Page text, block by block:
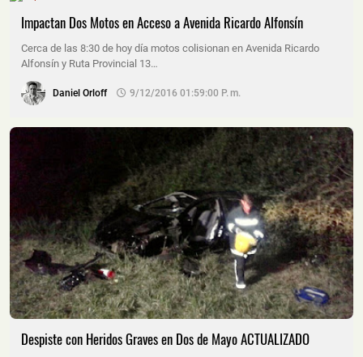
Impactan Dos Motos en Acceso a Avenida Ricardo Alfonsín
Cerca de las 8:30 de hoy día motos colisionan en Avenida Ricardo
Alfonsín y Ruta Provincial 13…
Daniel Orloff 9/12/2016 01:59:00 P. M.
Despiste con Heridos Graves en Dos de Mayo ACTUALIZADO